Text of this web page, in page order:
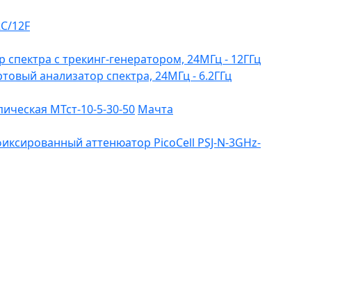
12F
спектра с трекинг-генератором, 24МГц - 12ГГц
анализатор спектра, 24МГц - 6.2ГГц
МТст-10-5-30-50 Мачта
аттенюатор PicoCell PSJ-N-3GHz-